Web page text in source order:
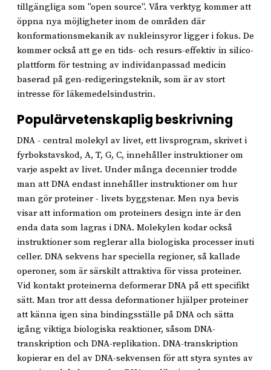
tillgängliga som "open source". Våra verktyg kommer att
öppna nya möjligheter inom de områden där
konformationsmekanik av nukleinsyror ligger i fokus. De
kommer också att ge en tids- och resurs-effektiv in silico-
plattform för testning av individanpassad medicin
baserad på gen-redigeringsteknik, som är av stort
intresse för läkemedelsindustrin.
Populärvetenskaplig beskrivning
DNA - central molekyl av livet, ett livsprogram, skrivet i
fyrbokstavskod, A, T, G, C, innehåller instruktioner om
varje aspekt av livet. Under många decennier trodde
man att DNA endast innehåller instruktioner om hur
man gör proteiner - livets byggstenar. Men nya bevis
visar att information om proteiners design inte är den
enda data som lagras i DNA. Molekylen kodar också
instruktioner som reglerar alla biologiska processer inuti
celler. DNA sekvens har speciella regioner, så kallade
operoner, som är särskilt attraktiva för vissa proteiner.
Vid kontakt proteinerna deformerar DNA på ett specifikt
sätt. Man tror att dessa deformationer hjälper proteiner
att känna igen sina bindingsställe på DNA och sätta
igång viktiga biologiska reaktioner, såsom DNA-
transkription och DNA-replikation. DNA-transkription
kopierar en del av DNA-sekvensen för att styra syntes av